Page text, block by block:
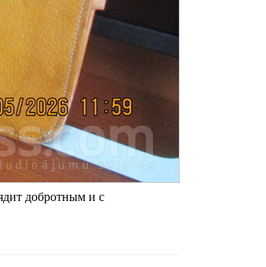
добротным и с